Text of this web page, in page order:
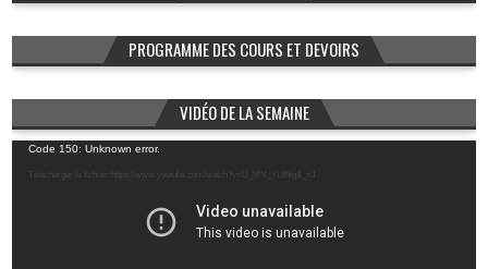
PROGRAMME DES COURS ET DEVOIRS
VIDÉO DE LA SEMAINE
Lecteur
vidéo
Code 150: Unknown error.
Télécharger le fichier: https://www.youtube.com/watch?v=U_MN_YL99Ig&_=1